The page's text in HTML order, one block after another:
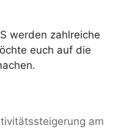
werden zahlreiche
euch auf die
am